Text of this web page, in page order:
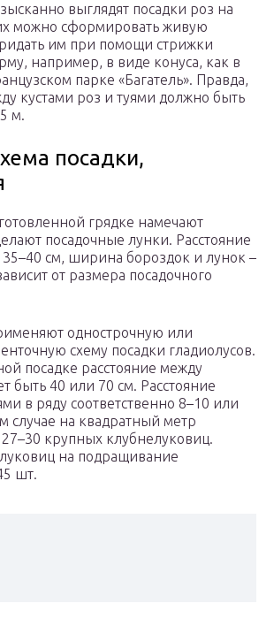
выглядят посадки роз на
можно сформировать живую
им при помощи стрижки
например, в виде конуса, как в
парке «Багатель». Правда,
кустами роз и туями должно быть
м.
посадки,
грядке намечают
посадочные лунки. Расстояние
см, ширина бороздок и лунок –
от размера посадочного
однострочную или
схему посадки гладиолусов.
посадке расстояние между
быть 40 или 70 см. Расстояние
в ряду соответственно 8–10 или
случае на квадратный метр
крупных клубнелуковиц.
на подращивание
шт.